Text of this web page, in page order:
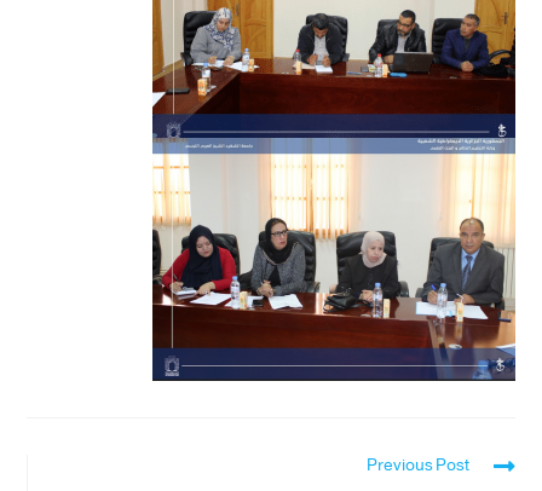
Previous Post